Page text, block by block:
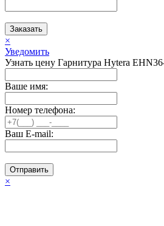
Заказать
×
Уведомить
Узнать цену Гарнитура Hytera
Ваше имя:
Номер телефона:
Ваш E-mail:
Отправить
×